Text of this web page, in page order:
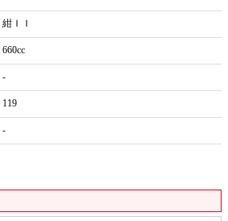
紺ＩＩ
660cc
-
119
-